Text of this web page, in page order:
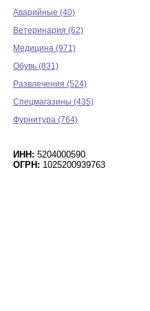
Аварийные (40)
Ветеринария (62)
Медицина (971)
Обувь (831)
Развлечения (524)
Спецмагазины (435)
Фурнитура (764)
ИНН: 5204000590
ОГРН: 1025200939763